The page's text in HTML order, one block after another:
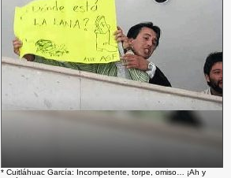
* Cuitláhuac García: Incompetente, torpe, omiso… ¡Ah y